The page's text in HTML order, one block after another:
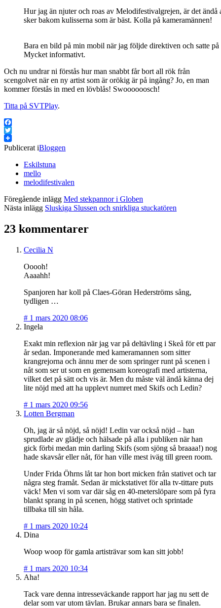
Hur jag än njuter och roas av Melodifestivalgrejen, är det ändå
sker bakom kulisserna som är bäst. Kolla på kameramännen!
Bara en bild på min mobil när jag följde direktiven och satte på
Mycket informativt.
Och nu undrar ni förstås hur man snabbt får bort all rök från
scengolvet när en ny artist som är orökig är på ingång? Jo, en man
kommer förstås in med en lövblås! Swoooooosch!
Titta på SVTPlay.
Facebook
Twitter
Publicerat iBloggen
Eskilstuna
mello
melodifestivalen
Föregående inlägg Med stekpannor i Globen
Nästa inlägg Sluskiga Slussen och snirkliga stuckatören
23 kommentarer
Cecilia N
Ooooh!
Aaaahh!
Spanjoren har koll på Claes-Göran Hederströms sång,
tydligen …
# 1 mars 2020 08:06
Ingela
Exakt min reflexion när jag var på deltävling i Skeå för ett par
år sedan. Imponerande med kameramannen som sitter
krangrejorna och ännu mer de som springer runt på scenen i
nåt som ser ut som en gemensam koreografi med artisterna,
vilket det på sätt och vis är. Men du måste väl ändå känna dej
lite nöjd med att ha upplevt numret med Skifs och Ledin?
# 1 mars 2020 09:56
Lotten Bergman
Oh, jag är så nöjd, så nöjd! Ledin var också nöjd – han
sprudlade av glädje och hälsade på alla i publiken när han
gick förbi medan min darling Skifs (som sjöng så braaaa!) nog
hade skavsår eller nåt, för han ville mest iväg till green room.
Under Frida Öhrns låt tar hon bort micken från stativet och tar
några steg framåt. Sedan är mickstativet för alla tv-tittare puts
väck! Men vi som var där såg en 40-meterslöpare som på fyra
blankt sprang in på scenen, högg stativet och sprintade
tillbaka till sin håla.
# 1 mars 2020 10:24
Dina
Woop woop för gamla artisträvar som kan sitt jobb!
# 1 mars 2020 10:34
Aha!
Tack vare denna intresseväckande rapport har jag nu sett de
delar som var utom tävlan. Brukar annars bara se finalen.